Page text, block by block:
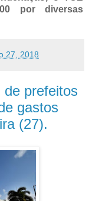
por diversas
27, 2018
de prefeitos
gastos
(27).